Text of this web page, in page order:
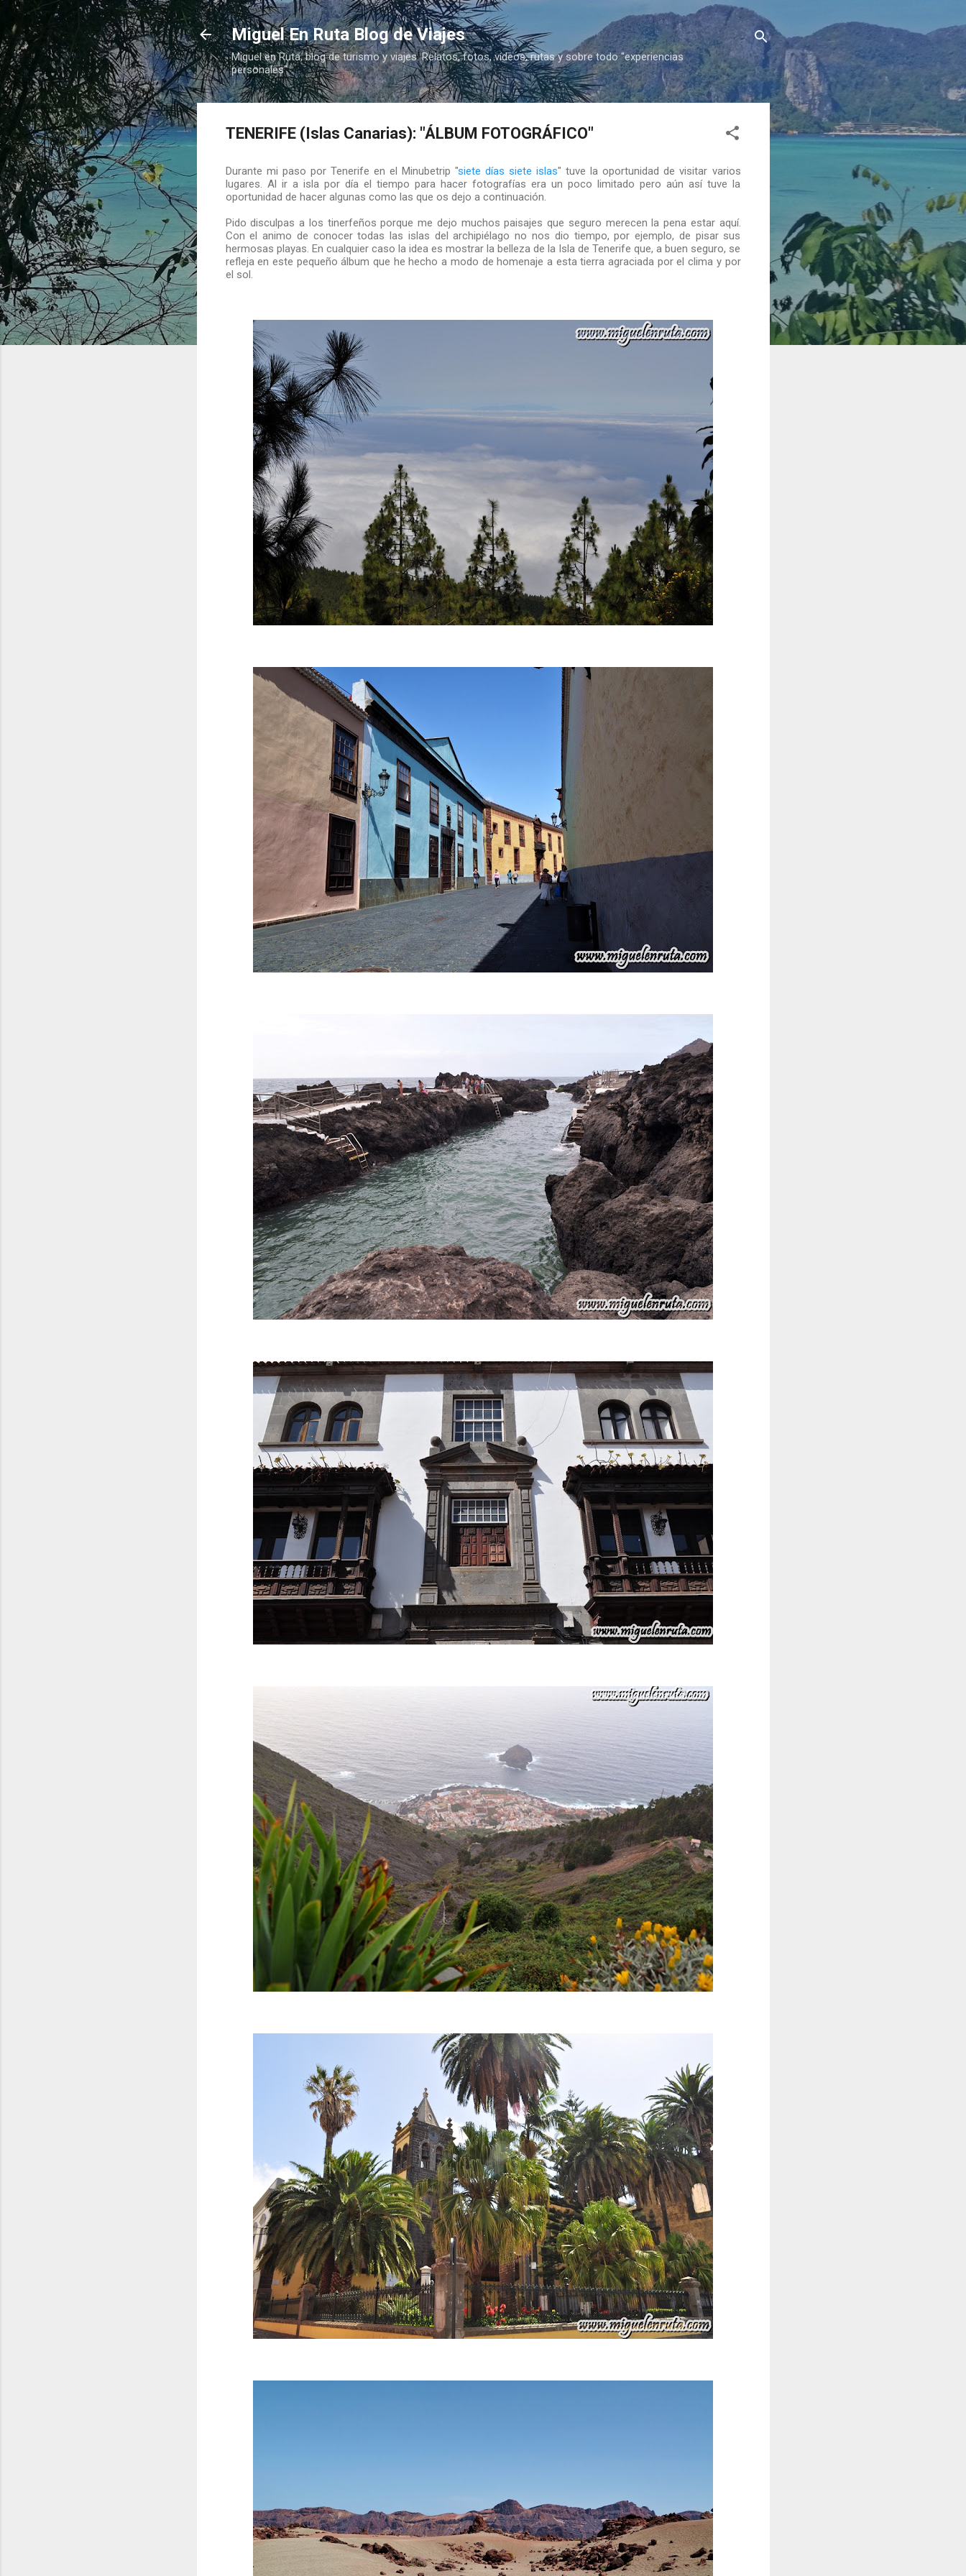
Ir al contenido principal
Miguel En Ruta Blog de Viajes
Miguel en Ruta, blog de turismo y viajes. Relatos, fotos, vídeos, rutas y sobre todo "experiencias
personales"
TENERIFE (Islas Canarias): "ÁLBUM FOTOGRÁFICO"
Durante mi paso por Tenerife en el Minubetrip "siete días siete islas" tuve la oportunidad de visitar varios
lugares. Al ir a isla por día el tiempo para hacer fotografías era un poco limitado pero aún así tuve la
oportunidad de hacer algunas como las que os dejo a continuación.
Pido disculpas a los tinerfeños porque me dejo muchos paisajes que seguro merecen la pena estar aquí.
Con el animo de conocer todas las islas del archipiélago no nos dio tiempo, por ejemplo, de pisar sus
hermosas playas. En cualquier caso la idea es mostrar la belleza de la Isla de Tenerife que, a buen seguro, se
refleja en este pequeño álbum que he hecho a modo de homenaje a esta tierra agraciada por el clima y por
el sol.